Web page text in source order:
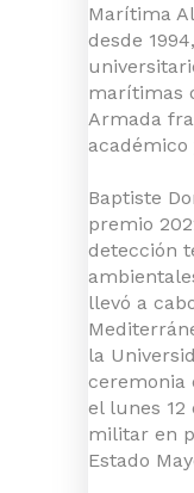
Marítima
desde
marítimas
Armada
Baptiste
premio
detección
llevó a
la
ceremonia
el lunes
militar en
Estado